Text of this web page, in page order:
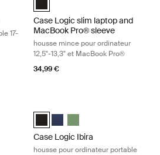
17-
Case Logic slim laptop and
MacBook Pro® sleeve
housse mince pour ordinateur
12,5"-13,3" et MacBook Pro®
34,99 €
Noir (selected)
Case Logic Ibira Laptop Sleeve
Case Logic Ibira Laptop
Case Logic Ibira Laptop
Case Logic Ibira
housse pour ordinateur portable